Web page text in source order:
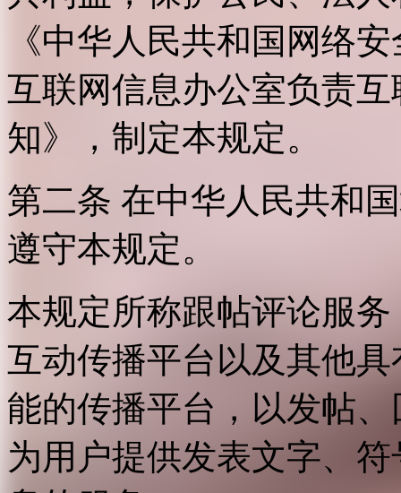
《中华人民共和国网络
互联网信息办公室负责
知》，制定本规定。
第二条 在中华人民共和
遵守本规定。
本规定所称跟帖评论服
互动传播平台以及其他
能的传播平台，以发帖
为用户提供发表文字、